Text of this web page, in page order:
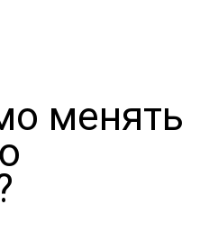
менять